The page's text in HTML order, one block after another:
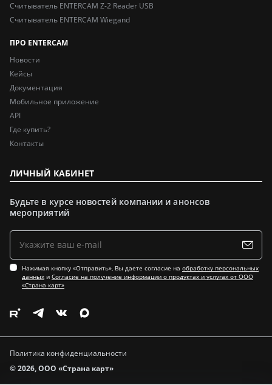
ЛИЧНЫЙ КАБИНЕТ
Будьте в курсе новостей компании и анонсов
мероприятий
Нажимая кнопку «Отправить», Вы даете согласие на обработку персональных
данных и Согласие на получение информации о продуктах и услугах от ООО
«Страна карт»
Считыватель ENTERCAM Z-2 Reader USB
Считыватель ENTERCAM Wiegand
ПРО ENTERCAM
Новости
Кейсы
Документация
Мобильное приложение
API
Где купить?
Контакты
Политика конфиденциальности
© 2026, ООО «Страна карт»